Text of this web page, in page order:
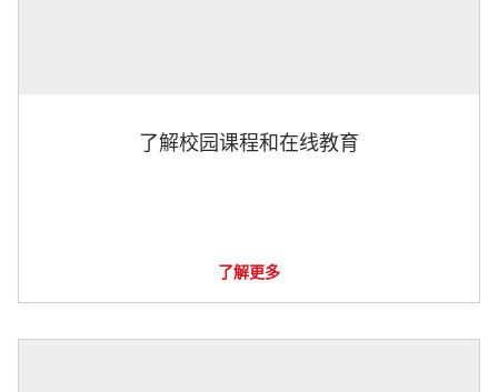
了解校园课程和在线教育
了解更多